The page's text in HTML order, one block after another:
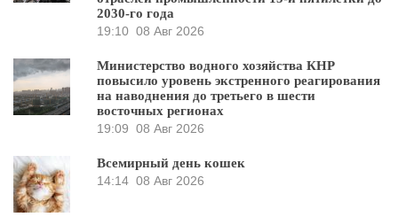
2030-го года
19:10 08 Авг 2026
Министерство водного хозяйства КНР
повысило уровень экстренного реагирования
на наводнения до третьего в шести
восточных регионах
19:09 08 Авг 2026
Всемирный день кошек
14:14 08 Авг 2026